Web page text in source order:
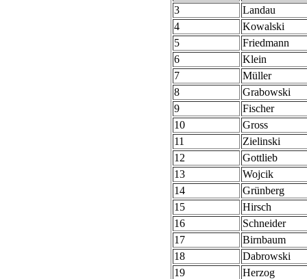
3
Landau
4
Kowalski
5
Friedmann
6
Klein
7
Müller
8
Grabowski
9
Fischer
10
Gross
11
Zielinski
12
Gottlieb
13
Wojcik
14
Grünberg
15
Hirsch
16
Schneider
17
Birnbaum
18
Dabrowski
19
Herzog